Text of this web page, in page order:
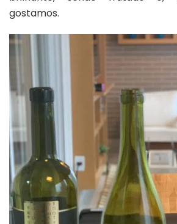
gostamos.